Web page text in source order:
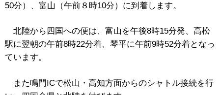
50分）、富山（午前８時10分）に到着します。
北陸から四国への便は、富山を午後8時15分発、高松
駅に翌朝の午前8時22分着、琴平に午前9時52分着となっ
ています。
また鳴門ICで松山・高知方面からのシャトル接続を行